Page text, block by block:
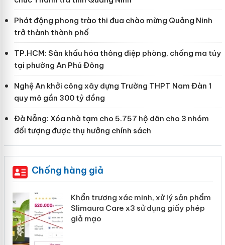
Phát động phong trào thi đua chào mừng Quảng Ninh
trở thành thành phố
TP.HCM: Sân khấu hóa thông điệp phòng, chống ma túy
tại phường An Phú Đông
Nghệ An khởi công xây dựng Trường THPT Nam Đàn 1
quy mô gần 300 tỷ đồng
Đà Nẵng: Xóa nhà tạm cho 5.757 hộ dân cho 3 nhóm
đối tượng được thụ hưởng chính sách
Chống hàng giả
Khẩn trương xác minh, xử lý sản phẩm
Slimaura Care x3 sử dụng giấy phép
giả mạo